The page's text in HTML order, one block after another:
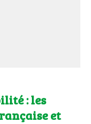
: les
et